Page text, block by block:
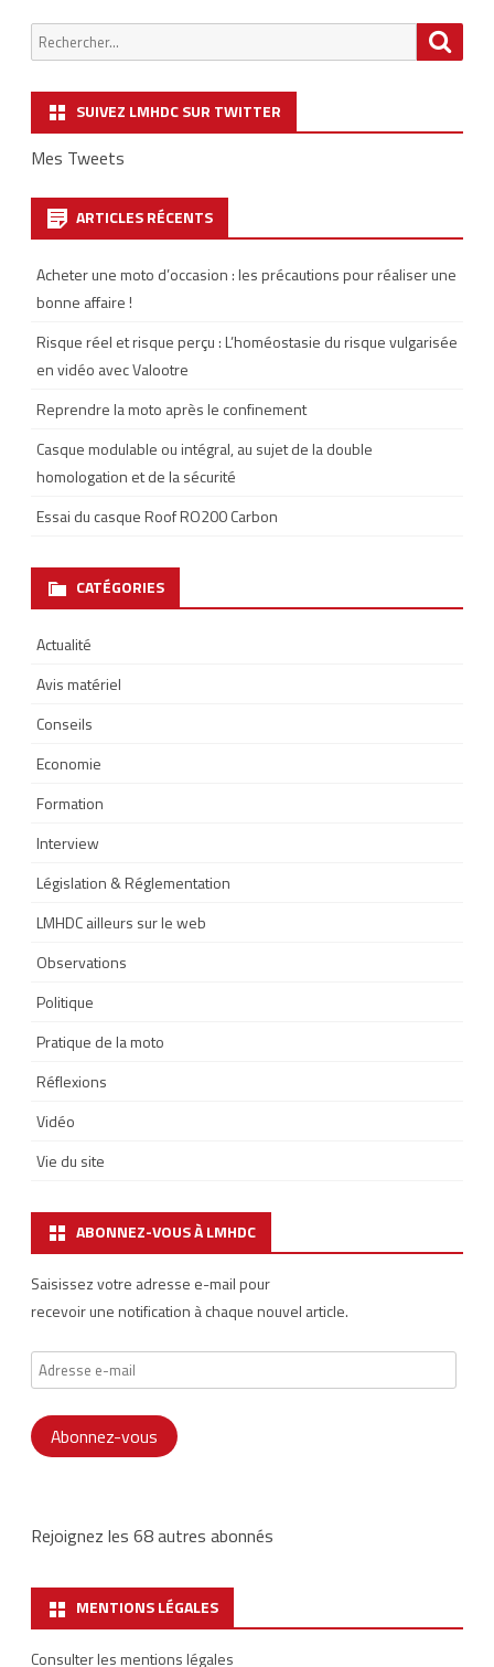
Chercher
:
SUIVEZ LMHDC SUR TWITTER
Mes Tweets
ARTICLES RÉCENTS
Acheter une moto d’occasion : les précautions pour réaliser une
bonne affaire !
Risque réel et risque perçu : L’homéostasie du risque vulgarisée
en vidéo avec Valootre
Reprendre la moto après le confinement
Casque modulable ou intégral, au sujet de la double
homologation et de la sécurité
Essai du casque Roof RO200 Carbon
CATÉGORIES
Actualité
Avis matériel
Conseils
Economie
Formation
Interview
Législation & Réglementation
LMHDC ailleurs sur le web
Observations
Politique
Pratique de la moto
Réflexions
Vidéo
Vie du site
ABONNEZ-VOUS À LMHDC
Saisissez votre adresse e-mail pour
recevoir une notification à chaque nouvel article.
Adresse
e-
mail
Abonnez-vous
Rejoignez les 68 autres abonnés
MENTIONS LÉGALES
Consulter les mentions légales